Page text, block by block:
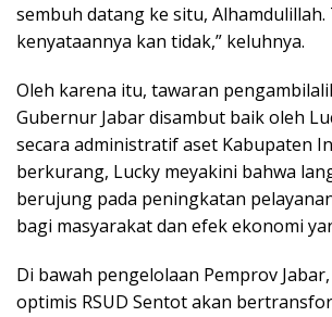
sembuh datang ke situ, Alhamdulillah.
kenyataannya kan tidak,” keluhnya.
Oleh karena itu, tawaran
Gubernur Jabar disambut baik oleh
secara administratif aset Kabupaten
berkurang, Lucky meyakini bahwa
berujung pada peningkatan
bagi masyarakat dan efek ekonomi
Di bawah pengelolaan Pemprov
optimis RSUD Sentot akan